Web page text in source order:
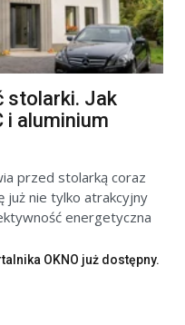
stolarki. Jak
i aluminium
przed stolarką coraz
już nie tylko atrakcyjny
energetyczna
OKNO już dostępny.